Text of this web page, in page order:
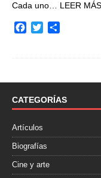
Cada uno… LEER MÁS
o
k
r
t
i
CATEGORÍAS
Artículos
Biografías
Cine y arte